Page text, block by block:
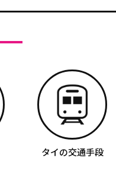
タイの交通手段